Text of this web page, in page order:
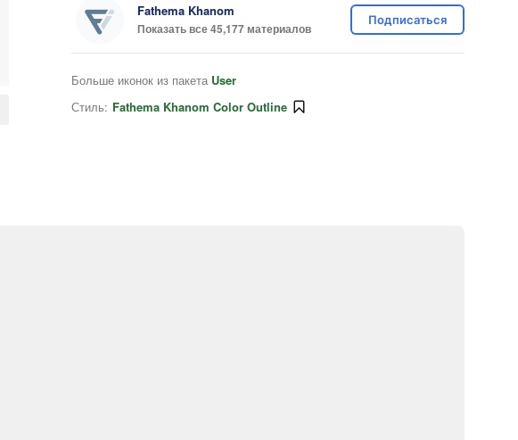
Fathema Khanom
Показать все 45,177 материалов
Подписаться
Больше иконок из пакета User
Стиль: Fathema Khanom Color Outline